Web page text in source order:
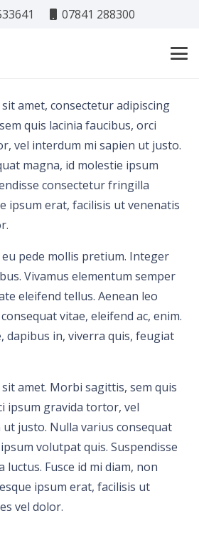
07841 288300
amet, consectetur adipiscing
quis lacinia faucibus, orci
vel interdum mi sapien ut justo.
magna, id molestie ipsum
consectetur fringilla
ipsum erat, facilisis ut venenatis
pede mollis pretium. Integer
Vivamus elementum semper
eleifend tellus. Aenean leo
vitae, eleifend ac, enim.
dapibus in, viverra quis, feugiat
amet. Morbi sagittis, sem quis
ipsum gravida tortor, vel
justo. Nulla varius consequat
volutpat quis. Suspendisse
Fusce id mi diam, non
ipsum erat, facilisis ut
vel dolor.